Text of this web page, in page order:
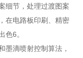
细节，处理过渡图案
在电路板印刷、精密
色6。
墨滴喷射控制算法，